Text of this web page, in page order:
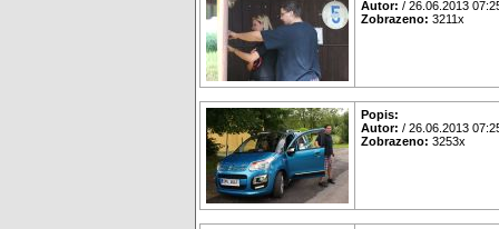
Autor: / 26.06.2013
Zobrazeno: 3211x
Popis:
Autor: / 26.06.2013
Zobrazeno: 3253x